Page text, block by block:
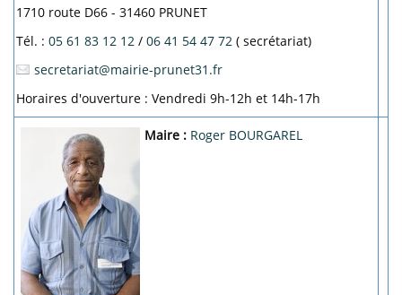
1710 route D66 - 31460 PRUNET
Tél. : 05 61 83 12 12 / 06 41 54 47 72 ( secrétariat)
secretariat@mairie-prunet31.fr
Horaires d'ouverture : Vendredi 9h-12h et 14h-17h
Maire : Roger BOURGAREL